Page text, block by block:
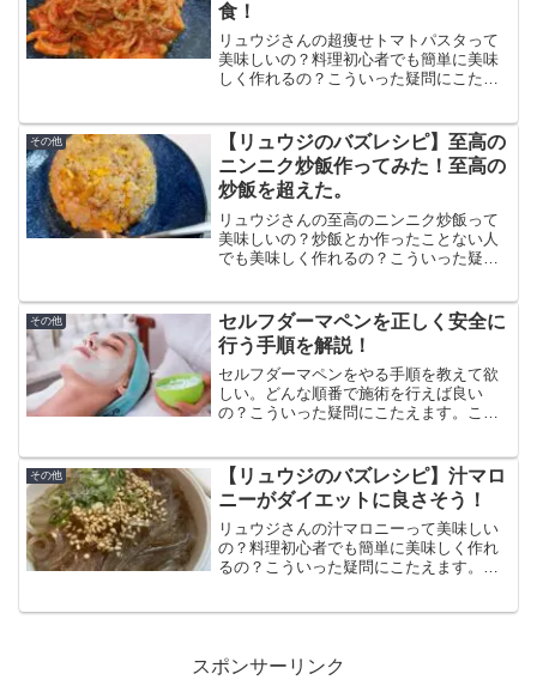
食！
リュウジさんの超痩せトマトパスタって
美味しいの？料理初心者でも簡単に美味
しく作れるの？こういった疑問にこたえ
ています。しらたきで作るから低カロリ
ーでダイエットにピッタリ！
その他
【リュウジのバズレシピ】至高の
ニンニク炒飯作ってみた！至高の
炒飯を超えた。
リュウジさんの至高のニンニク炒飯って
美味しいの？炒飯とか作ったことない人
でも美味しく作れるの？こういった疑問
コミをまとめています。ニンニク好きな
ら誰でも美味しいという最高のチャーハ
ンです。
その他
セルフダーマペンを正しく安全に
行う手順を解説！
セルフダーマペンをやる手順を教えて欲
しい。どんな順番で施術を行えば良い
の？こういった疑問にこたえます。この
手順でやってしまうとトラブルの原因に
なるのでぜひ参考にしてください。
その他
【リュウジのバズレシピ】汁マロ
ニーがダイエットに良さそう！
リュウジさんの汁マロニーって美味しい
の？料理初心者でも簡単に美味しく作れ
るの？こういった疑問にこたえます。こ
けちゃう！
スポンサーリンク